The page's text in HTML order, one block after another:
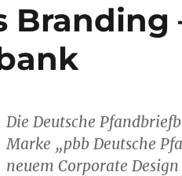
Die Deutsche
Marke „pbb Deutsche
neuem Corporate